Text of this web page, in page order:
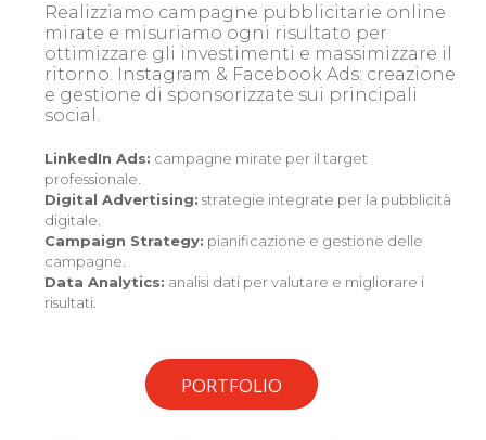
Realizziamo campagne pubblicitarie online
mirate e misuriamo ogni risultato per
ottimizzare gli investimenti e massimizzare il
ritorno.
Instagram & Facebook Ads: creazione
e gestione di sponsorizzate sui principali
social.
LinkedIn Ads: campagne mirate per il target
professionale.
Digital Advertising: strategie integrate per la pubblicità
digitale.
Campaign Strategy: pianificazione e gestione delle
campagne.
Data Analytics: analisi dati per valutare e migliorare i
risultati.
PORTFOLIO